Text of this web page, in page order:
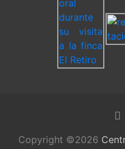
Copyright ©2026